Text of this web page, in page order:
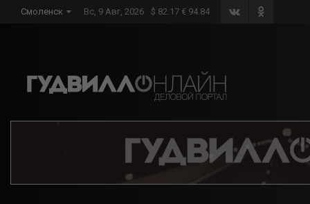
Смоленск Вс, 9 Авг, 2026 $ 82.17 € 94.84